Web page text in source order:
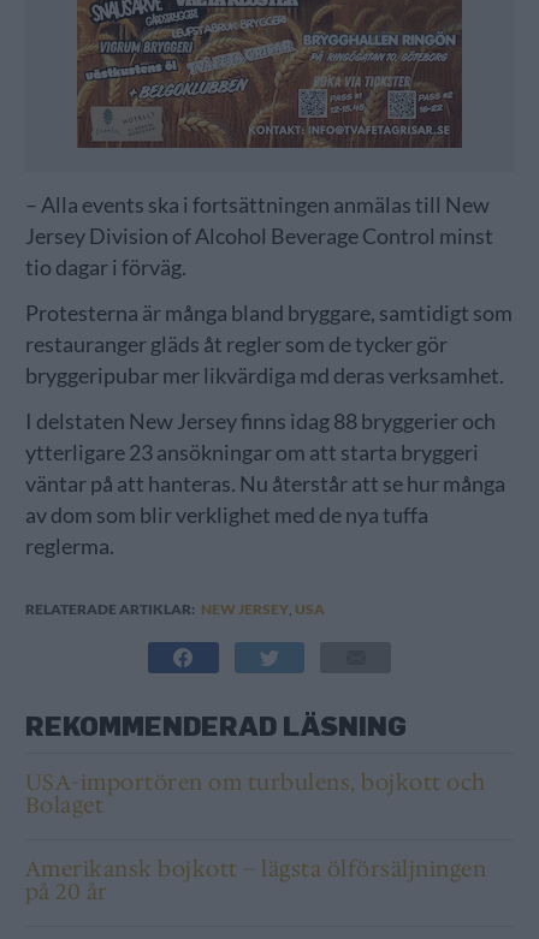
– Alla events ska i fortsättningen anmälas till New
Jersey Division of Alcohol Beverage Control minst
tio dagar i förväg.
Protesterna är många bland bryggare, samtidigt som
restauranger gläds åt regler som de tycker gör
bryggeripubar mer likvärdiga md deras verksamhet.
I delstaten New Jersey finns idag 88 bryggerier och
ytterligare 23 ansökningar om att starta bryggeri
väntar på att hanteras. Nu återstår att se hur många
av dom som blir verklighet med de nya tuffa
reglerma.
RELATERADE ARTIKLAR: NEW JERSEY, USA
REKOMMENDERAD LÄSNING
USA-importören om turbulens, bojkott och
Bolaget
Amerikansk bojkott – lägsta ölförsäljningen
på 20 år